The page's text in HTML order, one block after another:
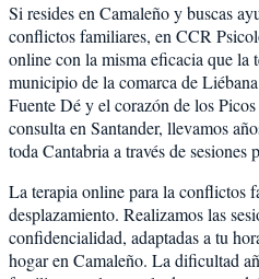
Si resides en Camaleño y buscas
conflictos familiares, en CCR
online con la misma eficacia que la
municipio de la comarca de
Fuente Dé y el corazón de los
consulta en Santander, llevamos
toda Cantabria a través de sesiones
La terapia online para la conflictos
desplazamiento. Realizamos las
confidencialidad, adaptadas a tu
hogar en Camaleño. La dificultad